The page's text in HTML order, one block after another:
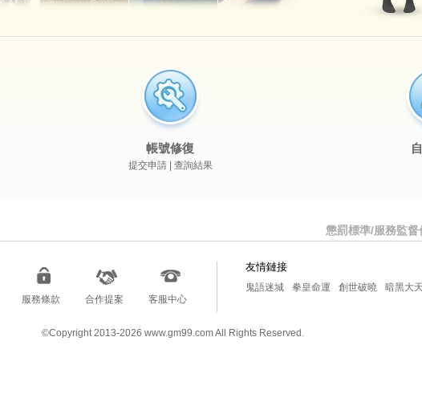
帳號修復
提交申請 | 查詢結果
懲罰標準/服務監
服務條款 合作提案 客服中心
友情鏈接
奇蹟MU：跨時代
鬼語迷城
拳皇命運 創世破曉 暗黑大
©Copyright 2013-2026 www.gm99.com All Rights Reserved.